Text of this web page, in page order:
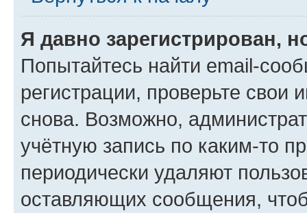
Я давно зарегистрирован,
Попытайтесь найти email-
регистрации, проверьте свои
снова. Возможно,
учётную запись по каким-то
периодически удаляют
оставляющих сообщения,